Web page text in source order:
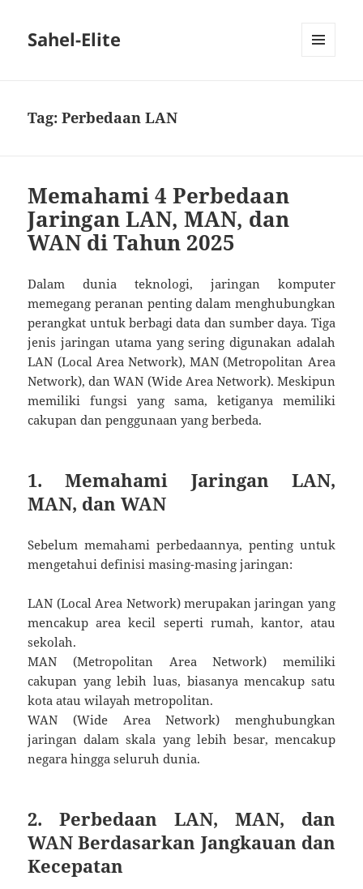
Sahel-Elite
Tag:Perbedaan LAN
Memahami 4 Perbedaan
Jaringan LAN, MAN, dan
WAN di Tahun 2025
Dalam dunia teknologi, jaringan komputer
memegang peranan penting dalam menghubungkan
perangkat untuk berbagi data dan sumber daya. Tiga
jenis jaringan utama yang sering digunakan adalah
LAN (Local Area Network), MAN (Metropolitan Area
Network), dan WAN (Wide Area Network). Meskipun
memiliki fungsi yang sama, ketiganya memiliki
cakupan dan penggunaan yang berbeda.
1. Memahami Jaringan LAN,
MAN, dan WAN
Sebelum memahami perbedaannya, penting untuk
mengetahui definisi masing-masing jaringan:
LAN (Local Area Network) merupakan jaringan yang
mencakup area kecil seperti rumah, kantor, atau
sekolah.
MAN (Metropolitan Area Network) memiliki
cakupan yang lebih luas, biasanya mencakup satu
kota atau wilayah metropolitan.
WAN (Wide Area Network) menghubungkan
jaringan dalam skala yang lebih besar, mencakup
negara hingga seluruh dunia.
2. Perbedaan LAN, MAN, dan
WAN Berdasarkan Jangkauan dan
Kecepatan